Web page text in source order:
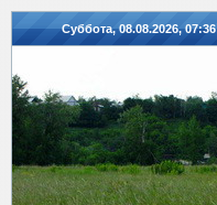
Суббота, 08.08.2026, 07:36